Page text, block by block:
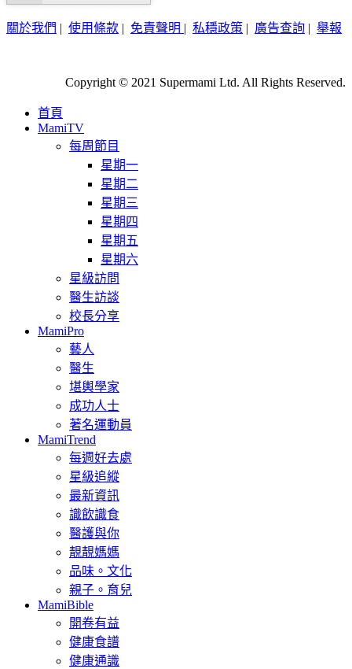
關於我們 | 使用條款 | 免責聲明 | 私穩政策 | 廣告查詢 | 舉報
Copyright © 2021 Supermami Ltd. All Rights Reserved.
首頁
MamiTV
每周節目
星期一
星期二
星期三
星期四
星期五
星期六
星級訪問
醫生訪談
校長分享
MamiPro
藝人
醫生
堪輿學家
成功人士
著名運動員
MamiTrend
每週好去處
星級追縱
最新資訊
識飲識食
醫護與你
靚靚媽媽
品味。文化
親子。育兒
MamiBible
開卷有益
健康食譜
健康通識